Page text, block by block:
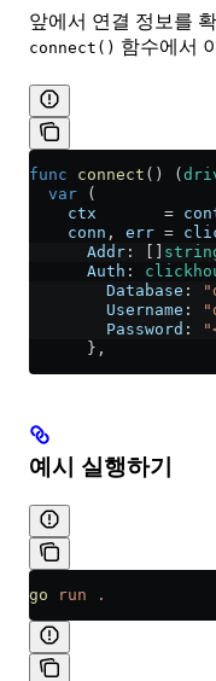
앞에서 연결 정보를
connect() 함수에서
func connect () (
  var
(
    ctx
       =
    conn
, err =
      Addr
: []
      Auth
:
        Database
:
        Username
:
        Password
:
      },
예시 실행하기
go run .